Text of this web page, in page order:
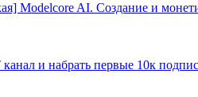
Modelcore AI. Создание и
и набрать первые 10к